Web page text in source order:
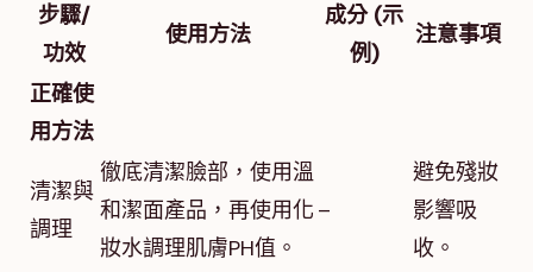
步驟/
功效
使用方法
成分 (示
例)
注意事項
正確使
用方法
清潔與
調理
徹底清潔臉部，使用溫
和潔面產品，再使用化
妝水調理肌膚PH值。
–
避免殘妝
影響吸
收。